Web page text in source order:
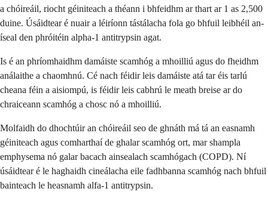
a chóireáil, riocht géiniteach a théann i bhfeidhm ar thart ar 1 as 2,500
duine. Úsáidtear é nuair a léiríonn tástálacha fola go bhfuil leibhéil an-
íseal den phróitéin alpha-1 antitrypsin agat.
Is é an phríomhaidhm damáiste scamhóg a mhoilliú agus do fheidhm
análaithe a chaomhnú. Cé nach féidir leis damáiste atá tar éis tarlú
cheana féin a aisiompú, is féidir leis cabhrú le meath breise ar do
chraiceann scamhóg a chosc nó a mhoilliú.
Molfaidh do dhochtúir an chóireáil seo de ghnáth má tá an easnamh
géiniteach agus comharthaí de ghalar scamhóg ort, mar shampla
emphysema nó galar bacach ainsealach scamhógach (COPD). Ní
úsáidtear é le haghaidh cineálacha eile fadhbanna scamhóg nach bhfuil
bainteach le heasnamh alfa-1 antitrypsin.